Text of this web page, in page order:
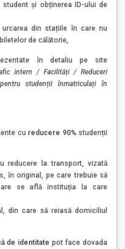
și obținerea ID-ului de
din stațiile în care nu
de călătorie,
în detaliu pe site
intern / Facilități / Reduceri
studenții înmatriculați în
cu reducere 90% studenții
reducere la transport, vizată
în original, pe care trebuie să
se află instituția la care
din care să reiasă domiciliul
de identitate pot face dovada